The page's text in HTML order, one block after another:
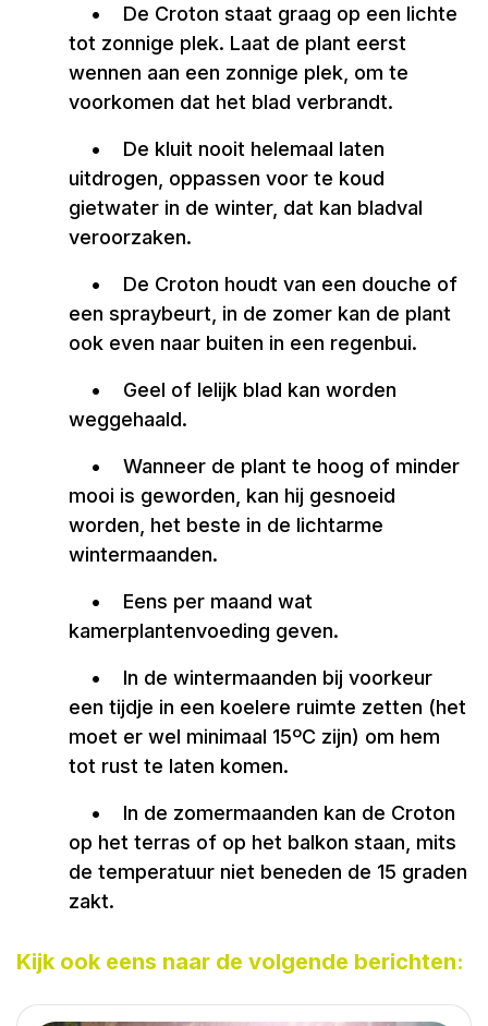
• De Croton staat graag op een lichte
tot zonnige plek. Laat de plant eerst
wennen aan een zonnige plek, om te
voorkomen dat het blad verbrandt.
• De kluit nooit helemaal laten
uitdrogen, oppassen voor te koud
gietwater in de winter, dat kan bladval
veroorzaken.
• De Croton houdt van een douche of
een spraybeurt, in de zomer kan de plant
ook even naar buiten in een regenbui.
• Geel of lelijk blad kan worden
weggehaald.
• Wanneer de plant te hoog of minder
mooi is geworden, kan hij gesnoeid
worden, het beste in de lichtarme
wintermaanden.
• Eens per maand wat
kamerplantenvoeding geven.
• In de wintermaanden bij voorkeur
een tijdje in een koelere ruimte zetten (het
moet er wel minimaal 15ºC zijn) om hem
tot rust te laten komen.
• In de zomermaanden kan de Croton
op het terras of op het balkon staan, mits
de temperatuur niet beneden de 15 graden
zakt.
Kijk ook eens naar de volgende berichten: